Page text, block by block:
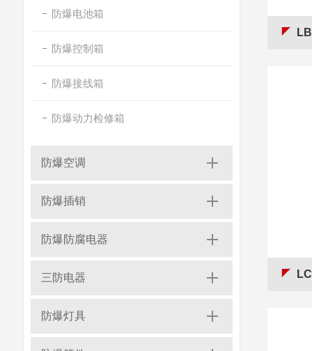
防爆电池箱
防爆控制箱
防爆接线箱
防爆动力检修箱
防爆空调
防爆插销
防爆防腐电器
三防电器
防爆灯具